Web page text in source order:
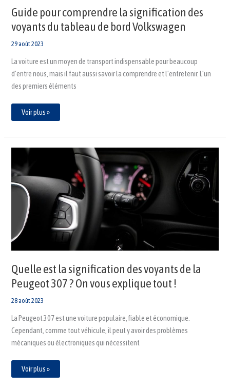
Guide pour comprendre la signification des
voyants du tableau de bord Volkswagen
29 août 2023
La voiture est un moyen de transport indispensable pour beaucoup
d’entre nous, mais il faut aussi savoir la comprendre et l’entretenir. L’un
des premiers éléments
Voir plus »
Quelle est la signification des voyants de la
Peugeot 307 ? On vous explique tout !
28 août 2023
La Peugeot 307 est une voiture populaire, fiable et économique.
Cependant, comme tout véhicule, il peut y avoir des problèmes
mécaniques ou électroniques qui nécessitent
Quelle
la
signification
des
voyants
de
Peugeot
307
?
On
tout
Voir plus »